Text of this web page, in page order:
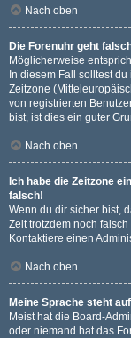
Nach oben
Die Forenuhr geht
Möglicherweise
In diesem Fall solltest
Zeitzone
von registrierten
bist, ist dies ein guter
Nach oben
Ich habe die Zeitzone
falsch!
Wenn du dir sicher bist,
Zeit trotzdem noch
Kontaktiere einen
Nach oben
Meine Sprache steht
Meist hat die Board-
oder niemand hat das